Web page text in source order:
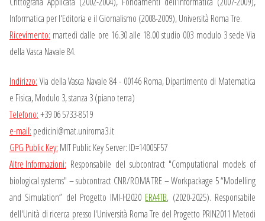
Informatica per l'Editoria e il Giornalismo (2008-2009), Università Roma Tre.
Ricevimento: martedì dalle ore 16.30 alle 18.00 studio 003 modulo 3 sede Via
della Vasca Navale 84.
Indirizzo: Via della Vasca Navale 84 - 00146 Roma, Dipartimento di Matematica
e Fisica, Modulo 3, stanza 3 (piano terra)
Telefono:+39 06 5733-8519
e-mail: pedicini@mat.uniroma3.it
GPG Public Key: MIT Public Key Server: ID=14005F57
Altre Informazioni: Responsabile del subcontract "Computational models of
biological systems" – subcontract CNR/ROMA TRE – Workpackage 5 “Modelling
and Simulation” del Progetto IMI-H2020 ERA4TB, (2020-2025). Responsabile
dell'Unità di ricerca presso l'Università Roma Tre del Progetto PRIN2011 Metodi